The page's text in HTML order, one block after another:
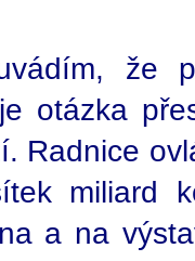
že
otázka
Radnice
miliard
a na